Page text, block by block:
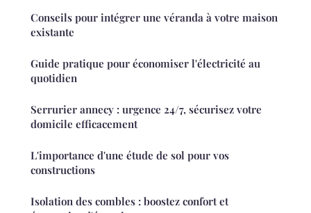
Conseils pour intégrer une véranda à votre maison
existante
Guide pratique pour économiser l'électricité au
quotidien
Serrurier annecy : urgence 24/7, sécurisez votre
domicile efficacement
L'importance d'une étude de sol pour vos
constructions
Isolation des combles : boostez confort et